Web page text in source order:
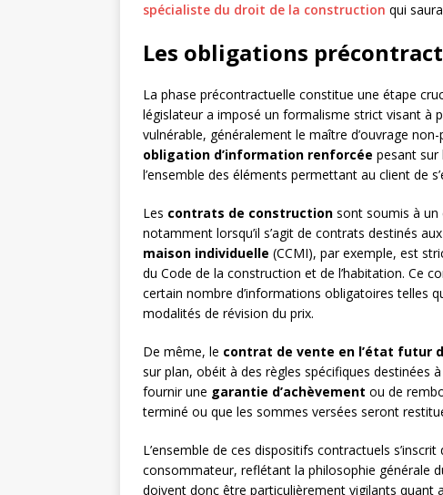
spécialiste du droit de la construction qui
Les obligations
La phase précontractuelle constitue une étape
législateur a imposé un formalisme strict visant à
vulnérable, généralement le maître d’ouvrage
obligation d’information renforcée pesant
l’ensemble des éléments permettant au client de
Les contrats de construction sont soumis à un
notamment lorsqu’il s’agit de contrats destinés
maison individuelle (CCMI), par exemple, est
du Code de la construction et de l’habitation. Ce
certain nombre d’informations obligatoires telles
modalités de révision du prix.
De même, le contrat de vente en l’état futur
sur plan, obéit à des règles spécifiques destinées
fournir une garantie d’achèvement ou de
terminé ou que les sommes versées seront
L’ensemble de ces dispositifs contractuels
consommateur, reflétant la philosophie générale
doivent donc être particulièrement vigilants quant